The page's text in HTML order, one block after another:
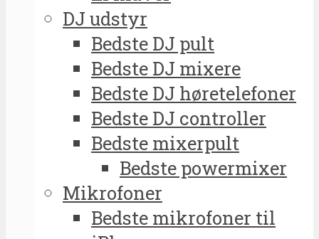
DJ udstyr
Bedste DJ pult
Bedste DJ mixere
Bedste DJ høretelefoner
Bedste DJ controller
Bedste mixerpult
Bedste powermixer
Mikrofoner
Bedste mikrofoner til